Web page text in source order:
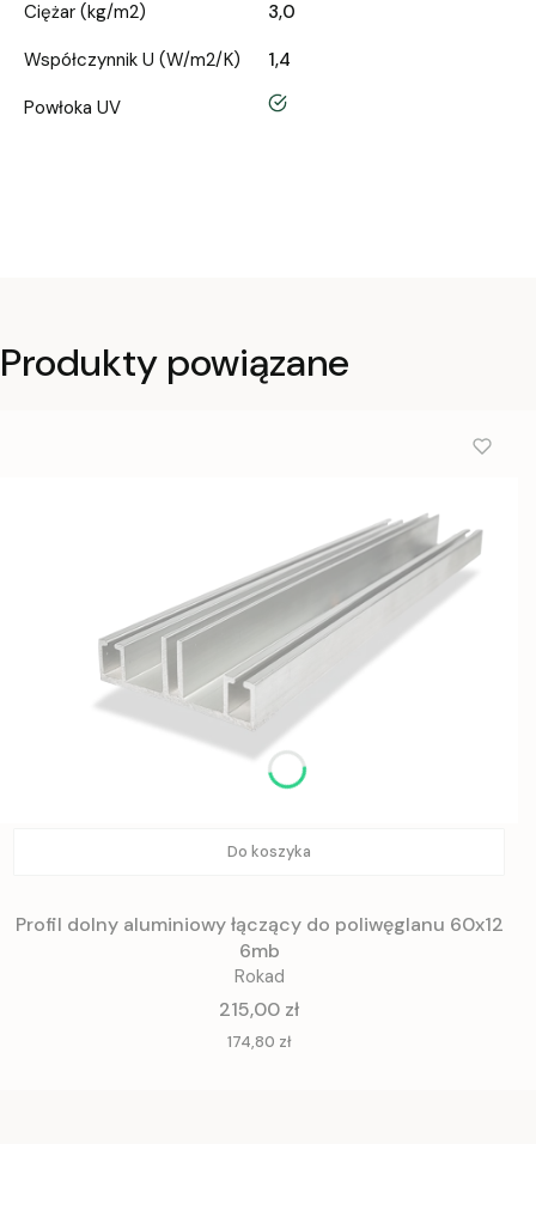
Ciężar (kg/m2)
3,0
Współczynnik U (W/m2/K)
1,4
Powłoka UV
tak
Produkty powiązane
Do koszyka
Profil dolny aluminiowy łączący do poliwęglanu 60x12
6mb
Rokad
Cena
215,00 zł
Cena
174,80 zł